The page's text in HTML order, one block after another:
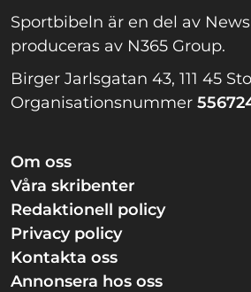
Sportbibeln är en del av
produceras av N365 Group.
Birger Jarlsgatan 43, 111 45
Organisationsnummer
Om oss
Våra skribenter
Redaktionell policy
Privacy policy
Kontakta oss
Annonsera hos oss